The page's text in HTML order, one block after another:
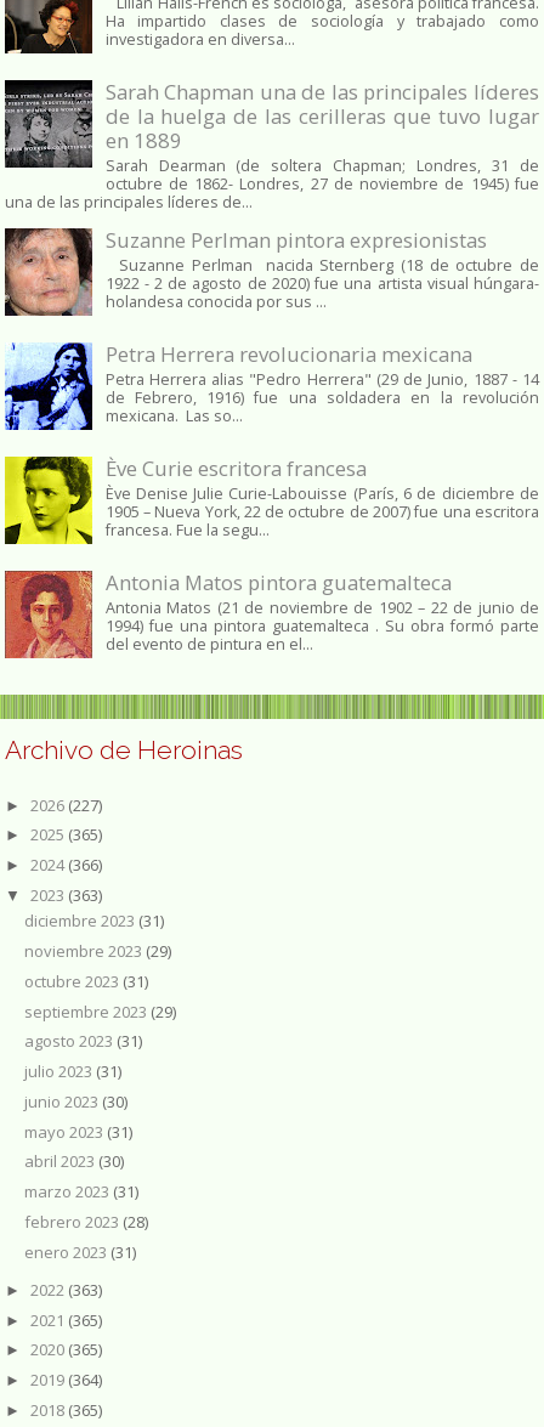
Ha impartido clases de sociología y trabajado como
investigadora en diversa...
Sarah Chapman una de las principales líderes
de la huelga de las cerilleras que tuvo lugar
en 1889
Sarah Dearman (de soltera Chapman; Londres, 31 de
octubre de 1862​- Londres, 27 de noviembre de 1945)​ fue
una de las principales líderes de...
Suzanne Perlman pintora expresionistas
Suzanne Perlman nacida Sternberg (18 de octubre de
1922 - 2 de agosto de 2020) fue una artista visual húngara-
holandesa conocida por sus ...
Petra Herrera revolucionaria mexicana
Petra Herrera alias "Pedro Herrera" (29 de Junio, 1887 - 14
de Febrero, 1916) fue una soldadera en la revolución
mexicana. Las so...
Ève Curie escritora francesa
Ève Denise Julie Curie-Labouisse (París, 6 de diciembre de
1905 – Nueva York, 22 de octubre de 2007) fue una escritora
francesa. Fue la segu...
Antonia Matos pintora guatemalteca
Antonia Matos (21 de noviembre de 1902 – 22 de junio de
1994) fue una pintora guatemalteca . Su obra formó parte
del evento de pintura en el...
Archivo de Heroinas
► 2026 (227)
► 2025 (365)
► 2024(366)
▼ 2023 (363)
diciembre 2023 (31)
noviembre 2023 (29)
octubre 2023 (31)
septiembre 2023 (29)
agosto 2023 (31)
julio 2023 (31)
junio 2023 (30)
mayo 2023 (31)
abril 2023 (30)
marzo 2023 (31)
febrero 2023 (28)
enero 2023 (31)
► 2022 (363)
► 2021 (365)
► 2020 (365)
► 2019 (364)
► 2018 (365)